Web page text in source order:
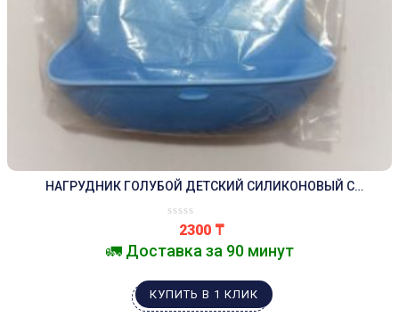
НАГРУДНИК ГОЛУБОЙ ДЕТСКИЙ СИЛИКОНОВЫЙ С
2300 ₸
🚛 Доставка за 90 минут
КУПИТЬ В 1 КЛИК